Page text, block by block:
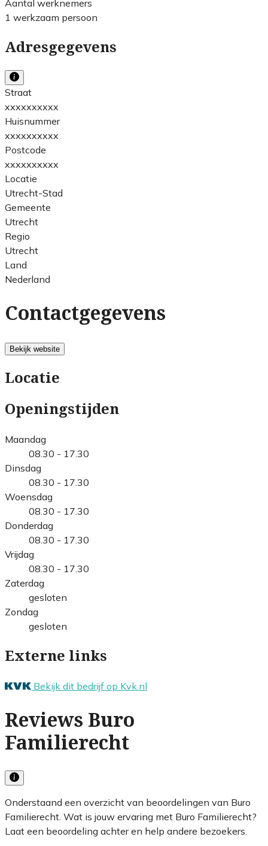
Aantal werknemers
1 werkzaam persoon
Adresgegevens
Straat
xxxxxxxxxx
Huisnummer
xxxxxxxxxx
Postcode
xxxxxxxxxx
Locatie
Utrecht-Stad
Gemeente
Utrecht
Regio
Utrecht
Land
Nederland
Contactgegevens
Bekijk website
Locatie
Openingstijden
Maandag
08.30 - 17.30
Dinsdag
08.30 - 17.30
Woensdag
08.30 - 17.30
Donderdag
08.30 - 17.30
Vrijdag
08.30 - 17.30
Zaterdag
gesloten
Zondag
gesloten
Externe links
Bekijk dit bedrijf op Kvk.nl
Reviews Buro
Familierecht
Onderstaand een overzicht van beoordelingen van Buro
Familierecht. Wat is jouw ervaring met Buro Familierecht?
Laat een beoordeling achter en help andere bezoekers.